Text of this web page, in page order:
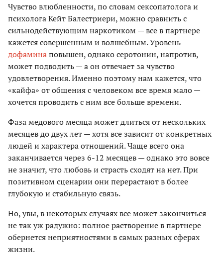
Чувство влюбленности, по словам сексопатолога и
психолога Кейт Балестриери, можно сравнить с
сильнодействующим наркотиком — все в партнере
кажется совершенным и волшебным. Уровень
дофаминаповышен, однако серотонин, напротив,
может подводить — а он отвечает за чувство
удовлетворения. Именно поэтому нам кажется, что
«кайфа» от общения с человеком все время мало —
хочется проводить с ним все больше времени.
Фаза медового месяца может длиться от нескольких
месяцев до двух лет — хотя все зависит от конкретных
людей и характера отношений. Чаще всего она
заканчивается через 6-12 месяцев — однако это вовсе
не значит, что любовь и страсть сходят на нет. При
позитивном сценарии они перерастают в более
глубокую и стабильную связь.
Но, увы, в некоторых случаях все может закончиться
не так уж радужно: полное растворение в партнере
обернется неприятностями в самых разных сферах
жизни.